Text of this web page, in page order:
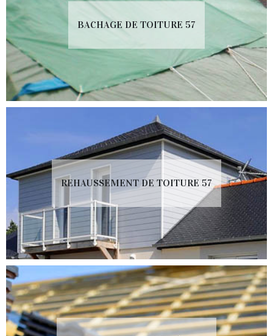
BACHAGE DE TOITURE 57
REHAUSSEMENT DE TOITURE 57